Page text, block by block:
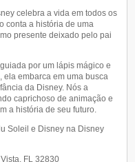
celebra a vida em todos os
conta a história de uma
presente deixado pelo pai
por um lápis mágico e
ela embarca em uma busca
da Disney. Nós a
caprichoso de animação e
a história de seu futuro.
Soleil e Disney na Disney
FL 32830